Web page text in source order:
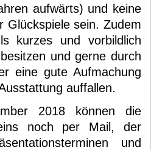
aufwärts) und keine
Glückspiele sein. Zudem
kurzes und vorbildlich
und gerne durch
eine gute Aufmachung
auffallen.
2018 können die
noch per Mail, der
und